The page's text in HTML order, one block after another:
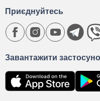
Завантажити
Приєднуйтесь